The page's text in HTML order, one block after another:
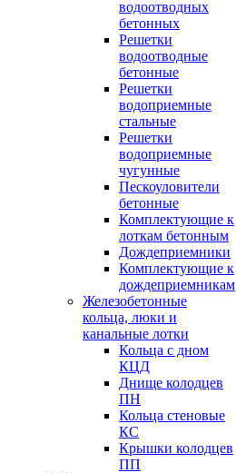
водоотводных
бетонных
Решетки
водоотводные
бетонные
Решетки
водоприемные
стальные
Решетки
водоприемные
чугунные
Пескоуловители
бетонные
Комплектующие к
лоткам бетонным
Дождеприемники
Комплектующие к
дождеприемникам
Железобетонные
кольца, люки и
канальные лотки
Кольца с дном
КЦД
Днище колодцев
ПН
Кольца стеновые
КС
Крышки колодцев
ПП